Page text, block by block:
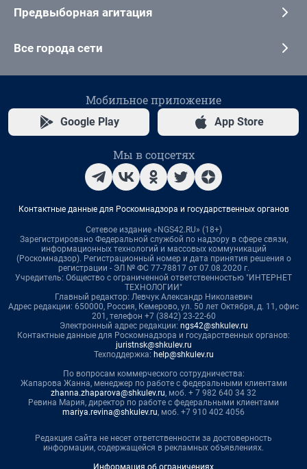
Предвыборная агитация
Все города сети
Мобильное приложение
Google Play App Store
Мы в соцсетях
Контактные данные для Роскомнадзора и государственных органов
Сетевое издание «NGS42.RU» (18+)
Зарегистрировано Федеральной службой по надзору в сфере связи,
информационных технологий и массовых коммуникаций
(Роскомнадзор). Регистрационный номер и дата принятия решения о
регистрации - ЭЛ № ФС 77-78817 от 07.08.2020 г.
Учредитель: Общество с ограниченной ответственностью "ИНТЕРНЕТ
ТЕХНОЛОГИИ"
Главный редактор: Левчук Александр Николаевич
Адрес редакции: 650000, Россия, Кемерово, ул. 50 лет Октября, д. 11, офис
201, телефон +7 (3842) 23-22-60
Электронный адрес редакции: ngs42@shkulev.ru
Контактные данные для Роскомнадзора и государственных органов:
juristnsk@shkulev.ru
Техподдержка: help@shkulev.ru
По вопросам коммерческого сотрудничества:
Жапарова Жанна, менеджер по работе с федеральными клиентами
zhanna.zhaparova@shkulev.ru, моб. + 7 982 640 34 32
Ревина Мария, директор по работе с федеральными клиентами
mariya.revina@shkulev.ru, моб. +7 910 402 4056
Редакция сайта не несет ответственности за достоверность
информации, содержащейся в рекламных объявлениях.